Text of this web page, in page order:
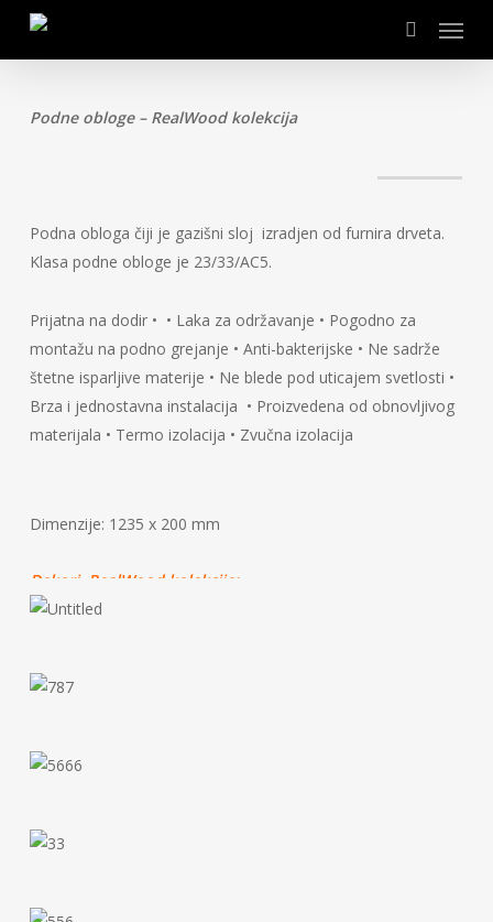
Menu
Podne obloge – RealWood kolekcija
Podna obloga čiji je gazišni sloj izradjen od furnira drveta.
Klasa podne obloge je 23/33/AC5.
Prijatna na dodir • • Laka za održavanje • Pogodno za
montažu na podno grejanje • Anti-bakterijske • Ne sadrže
štetne isparljive materije • Ne blede pod uticajem svetlosti •
Brza i jednostavna instalacija • Proizvedena od obnovljivog
materijala • Termo izolacija • Zvučna izolacija
Dimenzije: 1235 x 200 mm
Dekori RealWood kolekcije: